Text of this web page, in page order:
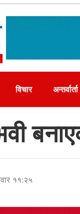
विचार अन्तर्वार्ता
११:२५